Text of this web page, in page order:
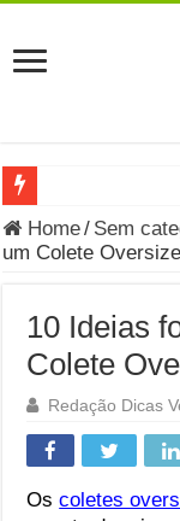
Grávida Pode
Você sabe o que
Carta
Grávida pode
Grávida pode
Carta
Home/ Sem
um Colete
10 Ideias
Colete
Redação Dicas
Oscoletes